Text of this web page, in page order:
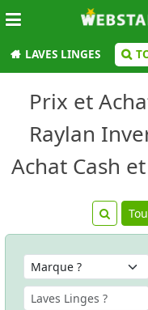
LAVES LINGES
Prix et
Raylan
Achat Cash